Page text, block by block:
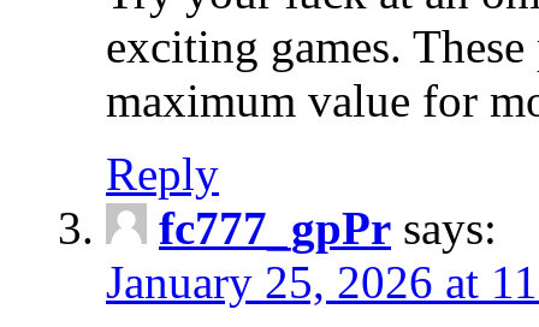
exciting games.
maximum value for
Reply
fc777_gpPr says:
January 25, 2026 at